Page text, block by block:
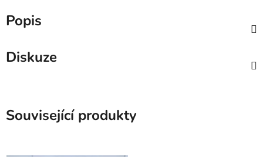
Popis
Diskuze
Související produkty